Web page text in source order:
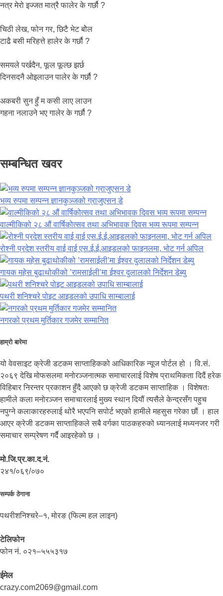
नत्र मेरो इज्जत मात्रै फालेर के गर्छौ ?
चिठी लेख, फोन गर, छिटै भेट बोेल
टाढै बसी मरिहत्ते हालेर के गर्छौ ?
समयले पर्खदैन, फूल फूल्छ झर्छ
दिनसदनै ओइलाउन पालेर के गर्छौ ?
अकबरी सुन हुँ म कसी लाए लाउन
गहना नलाउने भए गालेर के गर्छौ ?
सम्बन्धित खवर
भव्य रुपमा सम्पन्न ज्ञानकुञ्जको ग्राजुएसन डे
वाल्मीकिको २८ औं वार्षिकोत्सव तथा अभिभावक दिवस भव्य रूपमा सम्पन्न
रोश्नी प्रदेश स्तरीय वाई वाई एस.ई.ई.आइडलको फाइनलमा, भोट गर्न अपिल
गायक महेस बुढाथोकीको ’रामसाईली’मा ईश्वर दुलालको निर्देशन डेब्यु
पथरी शनिश्चरे पोइट आइडलको उपाधि साम्बालाई
नगरको प्रथम मुर्तिकार गजमेर सम्मानित
हाम्रो बारेमा
यो वेवसाइट क्रेजी डटकम साप्ताहिकको आधिकारिक न्यूज पोर्टल हो । वि.सं.
२०६९ देखि मोफसलमा मनोरञ्जनात्मक समाचारलाई विशेष प्राथमिकता दिदैं हरेक
विहिबार निरन्तर प्रकाशन हुँदै आएको छ क्रेजी डटकम साप्ताहिक । विशेषतः
हामीले कला मनोरञ्जन समाचारलाई मुख्य स्थान दियौं त्यसैले केन्द्रसँग पहुच
नपुग्ने कलाकारहरुलाई थोरै भएपनि सपोर्ट भएको हामीले महसुस गरेका छौं । हाल
आएर क्रेजी डटकम साप्ताहिकले सबै वर्गका पाठकहरुको ध्यानलाई मध्यनजर गरी
समाचार सम्प्रेषण गर्दै आइरहेको छ ।
मो.जि.प्र.का.द.नं.
२४१/०६९/०७०
सम्पर्क ठेगाना
पथरीशनिश्चरे–१, मोरङ (फिल्म हल लाइन)
टेलिफोन
फोन नं. ०२१–५५५३१७
ईमेल
crazy.com2069@gmail.com